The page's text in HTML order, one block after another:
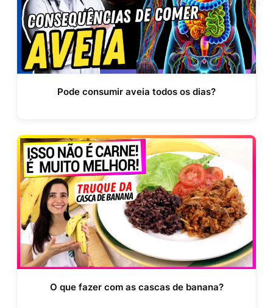
Pode consumir aveia todos os dias?
O que fazer com as cascas de banana?